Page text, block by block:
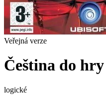
Veřejná verze
Čeština do
logické